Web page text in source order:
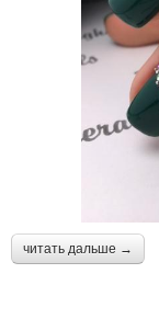
читать дальше →